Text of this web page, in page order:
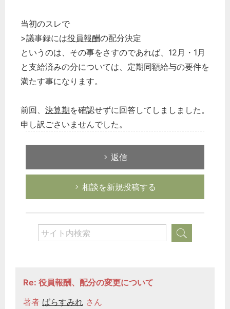
当初のスレで
>議事録には役員報酬の配分決定
というのは、その事をさすのであれば、12月・1月
と支給済みの分については、定期同額給与の要件を
満たす事になります。
前回、 決算期を確認せずに回答してしましました。
申し訳ごさいませんでした。
返信
相談を新規投稿する
Re: 役員報酬、配分の変更について
著者 ばらすみれ さん